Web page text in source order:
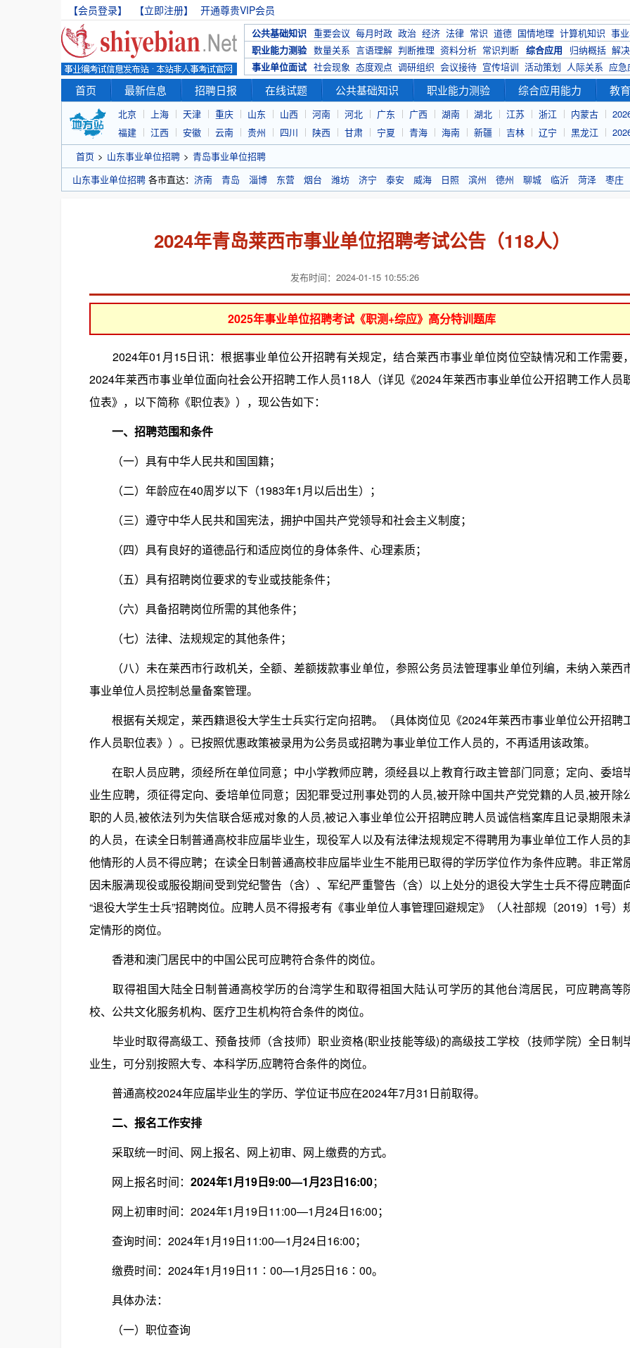
【会员登录】 【立即注册】 开通尊贵VIP会员
公共基础知识 重要会议 每月时政 政治 经济 法律 常识 道德 国情地理 计算机知识 事
职业能力测验 数量关系 言语理解 判断推理 资料分析 常识判断 综合应用 归纳概括 解
事业单位面试 社会现象 态度观点 调研组织 会议接待 宣传培训 活动策划 人际关系 应急
首页 最新信息 招聘日报 在线试题 公共基础知识 职业能力测验 综合应用能力 教
北京 上海 天津 重庆 山东 山西 河南 河北 广东 广西 湖南 湖北 江苏 浙江 内蒙古
福建
江西 安徽 云南 贵州 四川 陕西 甘肃 宁夏 青海 海南 新疆 吉林 辽宁 黑龙江
首页 > 山东事业单位招聘 > 青岛事业单位招聘
山东事业单位招聘 各市直达： 济南 青岛 淄博 东营 烟台 潍坊 济宁 泰安 威海 日照 滨州 德州 聊城 临沂 菏泽 枣庄
2024年青岛莱西市事业单位招聘考试公告（118人）
发布时间：2024-01-15 10:55:26
2025年事业单位招聘考试《职测+综应》高分特训题库
2024年01月15日讯：根据事业单位公开招聘有关规定，结合莱西市事业单位岗位空缺情况和工作需要，
2024年莱西市事业单位面向社会公开招聘工作人员118人（详见《2024年莱西市事业单位公开招聘工作人员
位表》，以下简称《职位表》），现公告如下：
一、招聘范围和条件
（一）具有中华人民共和国国籍；
（二）年龄应在40周岁以下（1983年1月以后出生）；
（三）遵守中华人民共和国宪法，拥护中国共产党领导和社会主义制度；
（四）具有良好的道德品行和适应岗位的身体条件、心理素质；
（五）具有招聘岗位要求的专业或技能条件；
（六）具备招聘岗位所需的其他条件；
（七）法律、法规规定的其他条件；
（八）未在莱西市行政机关，全额、差额拨款事业单位，参照公务员法管理事业单位列编，未纳入莱西
事业单位人员控制总量备案管理。
根据有关规定，莱西籍退役大学生士兵实行定向招聘。（具体岗位见《2024年莱西市事业单位公开招聘
作人员职位表》）。已按照优惠政策被录用为公务员或招聘为事业单位工作人员的，不再适用该政策。
在职人员应聘，须经所在单位同意；中小学教师应聘，须经县以上教育行政主管部门同意；定向、委培
业生应聘，须征得定向、委培单位同意；因犯罪受过刑事处罚的人员,被开除中国共产党党籍的人员,被开除
职的人员,被依法列为失信联合惩戒对象的人员,被记入事业单位公开招聘应聘人员诚信档案库且记录期限未
的人员，在读全日制普通高校非应届毕业生，现役军人以及有法律法规规定不得聘用为事业单位工作人员的
他情形的人员不得应聘；在读全日制普通高校非应届毕业生不能用已取得的学历学位作为条件应聘。非正常
因未服满现役或服役期间受到党纪警告（含）、军纪严重警告（含）以上处分的退役大学生士兵不得应聘面
“退役大学生士兵”招聘岗位。应聘人员不得报考有《事业单位人事管理回避规定》（人社部规〔2019〕1号）
定情形的岗位。
香港和澳门居民中的中国公民可应聘符合条件的岗位。
取得祖国大陆全日制普通高校学历的台湾学生和取得祖国大陆认可学历的其他台湾居民，可应聘高等
校、公共文化服务机构、医疗卫生机构符合条件的岗位。
毕业时取得高级工、预备技师（含技师）职业资格(职业技能等级)的高级技工学校（技师学院）全日制
业生，可分别按照大专、本科学历,应聘符合条件的岗位。
普通高校2024年应届毕业生的学历、学位证书应在2024年7月31日前取得。
二、报名工作安排
采取统一时间、网上报名、网上初审、网上缴费的方式。
网上报名时间： 2024年1月19日9:00—1月23日16:00；
网上初审时间：2024年1月19日11:00—1月24日16:00；
查询时间：2024年1月19日11:00—1月24日16:00；
缴费时间：2024年1月19日11∶00—1月25日16∶00。
具体办法：
（一）职位查询